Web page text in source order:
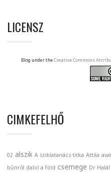
LICENSZ
Blog under the Creative Commons
CIMKEFELHŐ
02 alszik A sziklatanács titka Attila
bűnről dalol a föld csemege Dr Halál